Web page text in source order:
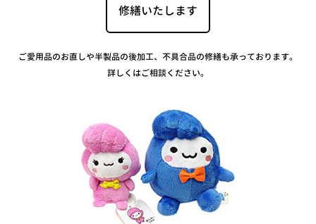
修繕いたします
ご愛用品のお直しや半製品の後加工、不具合品の修繕も承っております。
詳しくはご相談ください。